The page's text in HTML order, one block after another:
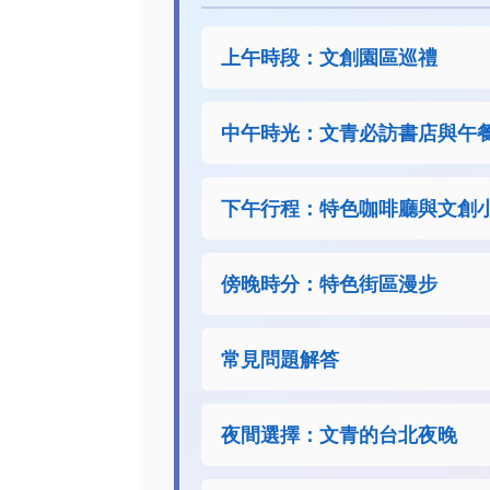
上午時段：文創園區巡禮
中午時光：文青必訪書店與午
下午行程：特色咖啡廳與文創
傍晚時分：特色街區漫步
常見問題解答
夜間選擇：文青的台北夜晚